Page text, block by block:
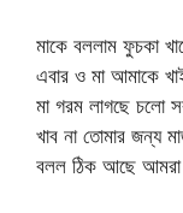
মাকে বললাম ফুচকা
এবার ও মা আমাকে
মা গরম লাগছে চলো
খাব না তোমার জন্য
বলল ঠিক আছে আমরা